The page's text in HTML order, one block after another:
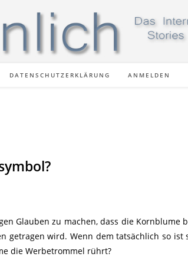
DATENSCHUTZERKLÄRUNG ANMELDEN
Glauben zu machen, dass die Kornblume
getragen wird. Wenn dem tatsächlich so
die Werbetrommel rührt?